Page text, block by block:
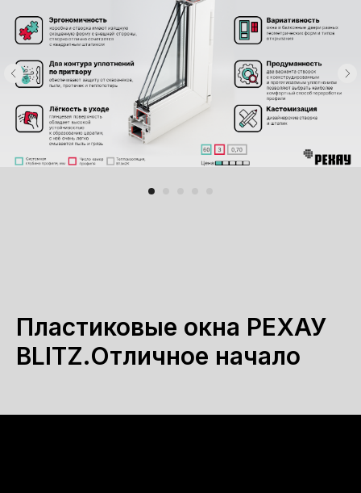
Пластиковые окна РЕХАУ
BLITZ.Отличное начало